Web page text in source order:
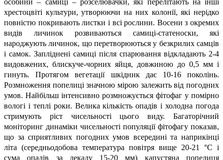
особини – самиці – розселювачки, які перелітають на інші
хрестоцвіті культури, утворюючи на них колонії, які нерідко
повністю покривають листки і всі рослини. Восени з окремих
видів личинок розвиваються самиці-статеноски, які
народжують личинок, що перетворюються у безкрилих самців
і самок. Запліднені самиці після спарювання відкладають 2-4
видовжених, блискуче-чорних яйця, довжиною до 0,5 мм і
гинуть. Протягом вегетації шкідник дає 10-16 поколінь.
Розмноження попелиці значною мірою залежить від погодних
умов. Найбільш інтенсивно розмножується фітофаг у помірно
вологі і теплі роки. Велика кількість опадів і холодна погода
стримують ріст чисельності цього виду. Багаторічний
моніторинг динаміки чисельності популяції фітофагу показав,
що за сприятливих погодних умов всередині та наприкінці
літа (середньодобова температура повітря вище 20-21 °С і
сума опадів за декаду 15-20 мм) капустяна попелиця